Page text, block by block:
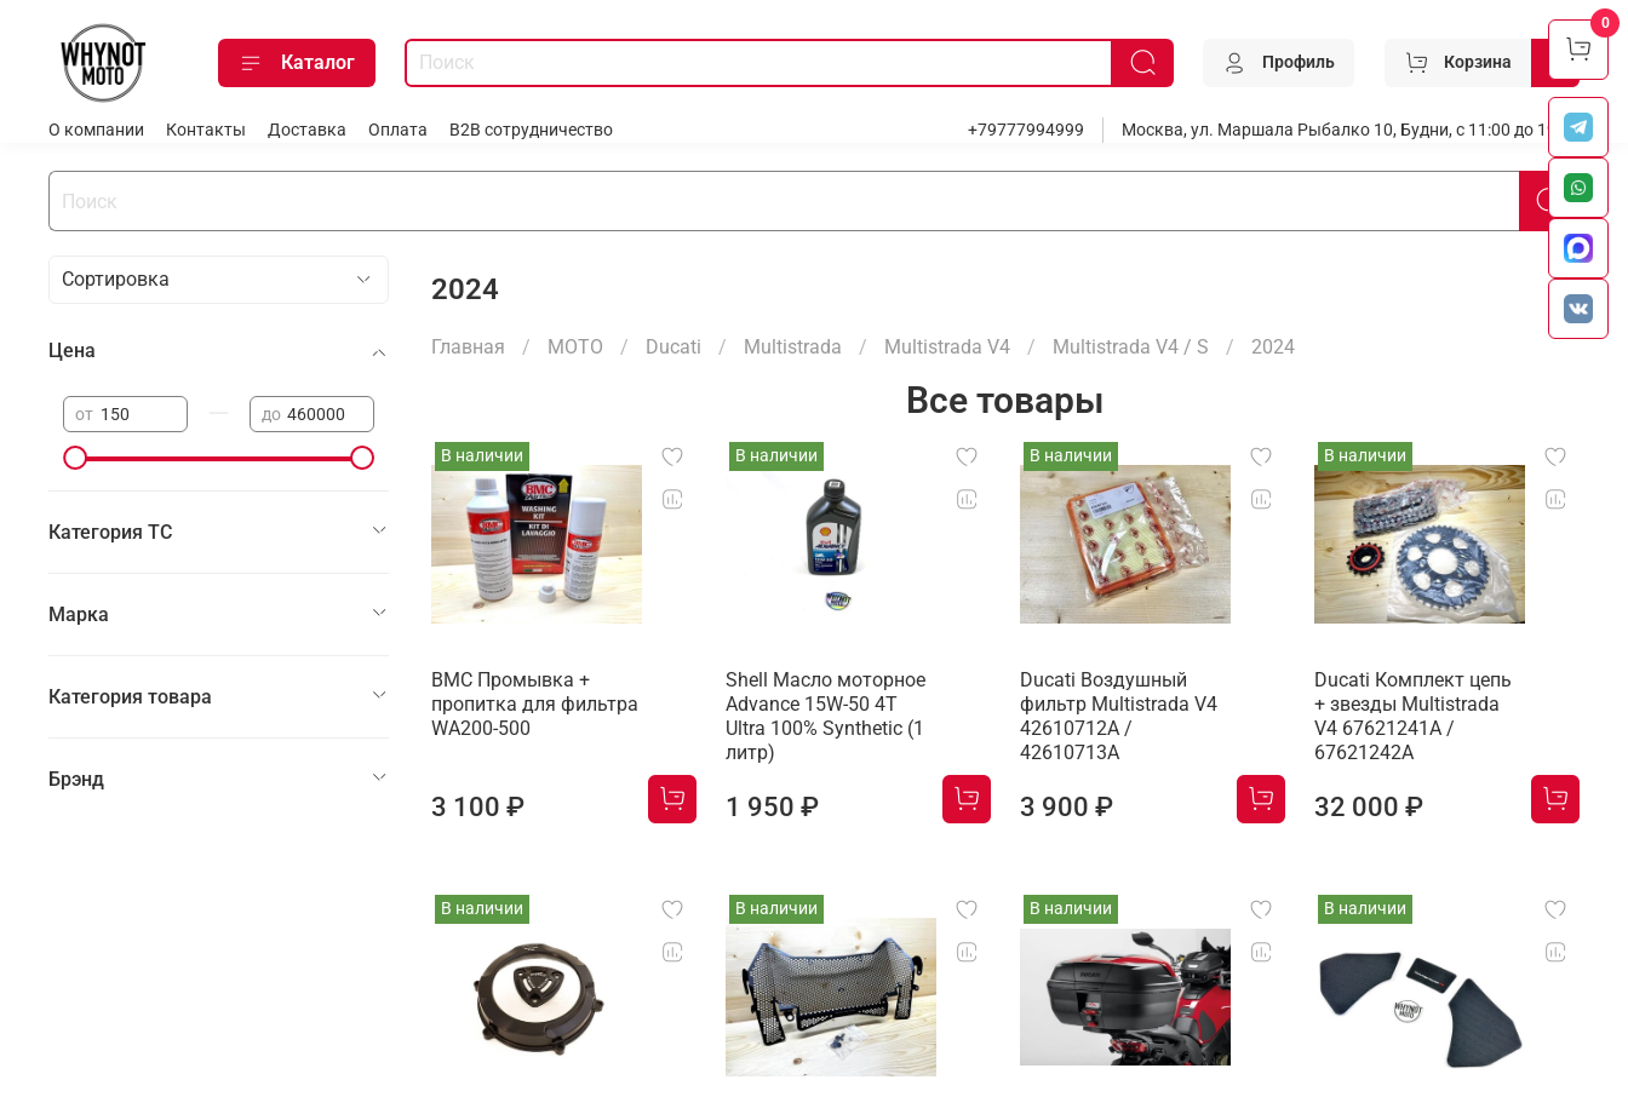
Каталог Профиль Корзина
О компании Контакты Доставка Оплата B2B сотрудничество +79777994999 Москва, ул. Маршала Рыбалко 10, Будни, с 11:00 до 19:00
2024
Главная МОТО Ducati Multistrada Multistrada V4 Multistrada V4 / S 2024
Все товары
В наличии
BMC Промывка +
пропитка для фильтра
WA200-500
3 100 ₽
В наличии
Shell Масло моторное
Advance 15W-50 4T
Ultra 100% Synthetic (1
литр)
1 950 ₽
В наличии
Ducati Воздушный
фильтр Multistrada V4
42610712A /
42610713A
3 900 ₽
В наличии
Ducati Комплект цепь
+ звезды Multistrada
V4 67621241A /
67621242A
32 000 ₽
В наличии В наличии В наличии В наличии
Цена
от до
Категория ТС
Марка
Категория товара
Брэнд
0